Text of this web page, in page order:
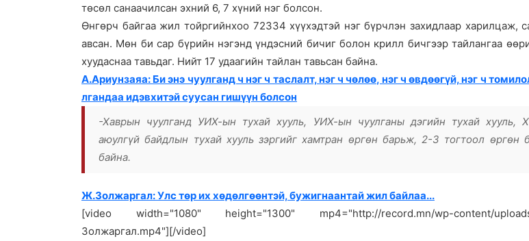
төсөл санаачилсан эхний 6, 7 хүний нэг болсон.
Өнгөрч байгаа жил тойргийнхоо 72334 хүүхэдтэй нэг бүрчлэн захидлаар харилцаж,
авсан. Мөн би сар бүрийн нэгэнд үндэсний бичиг болон крилл бичгээр тайлангаа
хуудаснаа тавьдаг. Нийт 17 удаагийн тайлан тавьсан байна.
А.Ариунзаяа: Би энэ чуулганд ч нэг ч таслалт, нэг ч чөлөө, нэг ч өвдөөгүй, нэг ч
лгандаа идэвхитэй суусан гишүүн болсон
-Хаврын чуулганд УИХ-ын тухай хууль, УИХ-ын чуулганы дэгийн тухай хууль,
аюулгүй байдлын тухай хууль зэргийг хамтран өргөн барьж, 2-3 тогтоол өргөн
байна.
Ж.Золжаргал: Улс төр их хөдөлгөөнтэй, бужигнаантай жил байлаа...
[video width="1080" height="1300" mp4="http://record.mn/wp-content/
Золжаргал.mp4"][/video]